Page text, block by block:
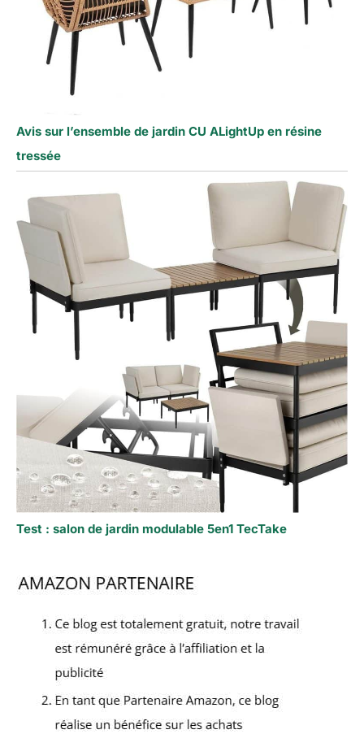
Avis sur l’ensemble de jardin CU ALightUp en résine
tressée
Test : salon de jardin modulable 5en1 TecTake